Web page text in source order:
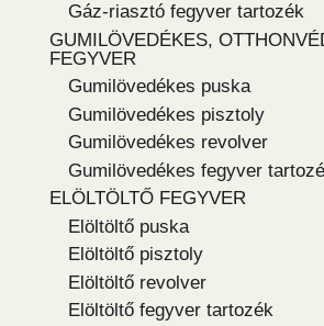
Gáz-riasztó fegyver tartozék
GUMILÖVEDÉKES,
FEGYVER
Gumilövedékes puska
Gumilövedékes pisztoly
Gumilövedékes revolver
Gumilövedékes fegyver
ELÖLTÖLTŐ FEGYVER
Elöltöltő puska
Elöltöltő pisztoly
Elöltöltő revolver
Elöltöltő fegyver tartozék